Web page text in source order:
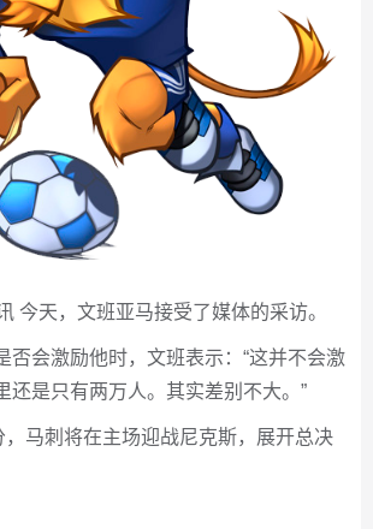
今天，文班亚马接受了媒体的采访。
否会激励他时，文班表示：“这并不会激
还是只有两万人。其实差别不大。”
，马刺将在主场迎战尼克斯，展开总决